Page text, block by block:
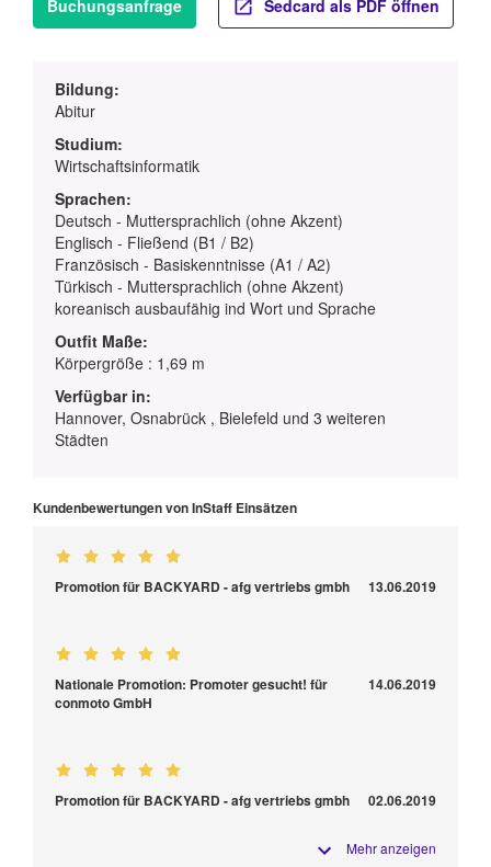
Buchungsanfrage Sedcard als PDF öffnen
Bildung:
Abitur
Studium:
Wirtschaftsinformatik
Sprachen:
Deutsch - Muttersprachlich (ohne Akzent)
Englisch - Fließend (B1 / B2)
Französisch - Basiskenntnisse (A1 / A2)
Türkisch - Muttersprachlich (ohne Akzent)
koreanisch ausbaufähig ind Wort und Sprache
Outfit Maße:
Körpergröße : 1,69 m
Verfügbar in:
Hannover, Osnabrück , Bielefeld und 3 weiteren
Städten
Kundenbewertungen von InStaff Einsätzen
Promotion für BACKYARD - afg vertriebs gmbh 13.06.2019
Nationale Promotion: Promoter gesucht! für
conmoto GmbH
14.06.2019
Promotion für BACKYARD - afg vertriebs gmbh 02.06.2019
Mehr anzeigen